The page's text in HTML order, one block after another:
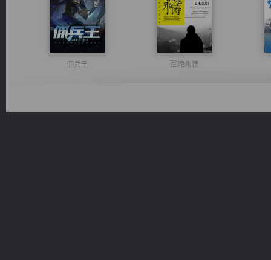
佣兵王 军魂永铸